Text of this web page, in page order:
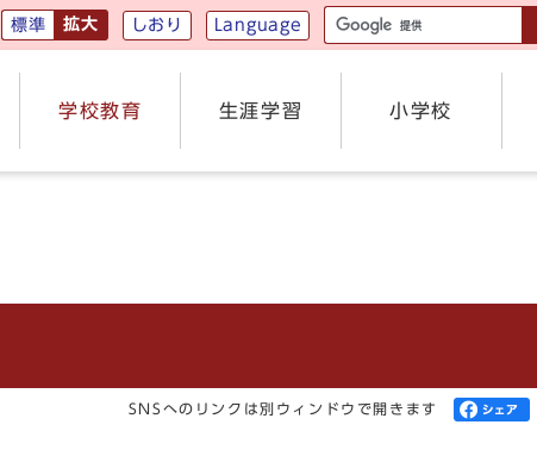
標準 拡大 しおり Language
学校教育 生涯学習 小学校
SNSへのリンクは別ウィンドウで開きます